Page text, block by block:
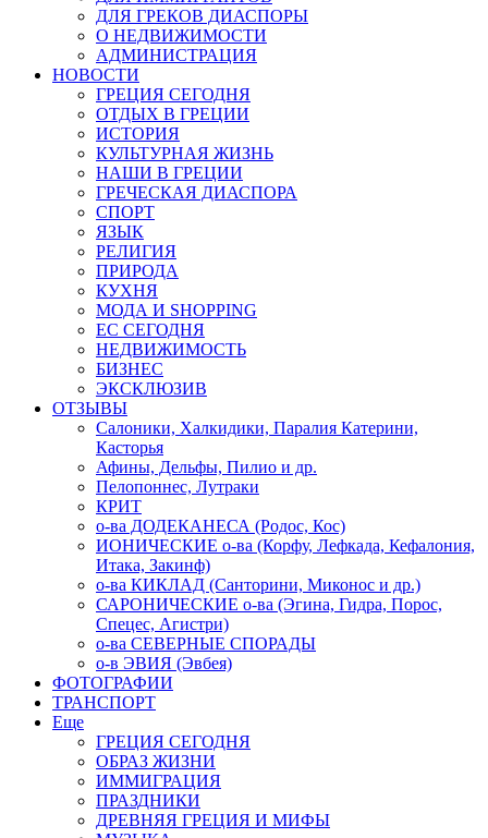
ДЛЯ ГРЕКОВ ДИАСПОРЫ
О НЕДВИЖИМОСТИ
АДМИНИСТРАЦИЯ
НОВОСТИ
ГРЕЦИЯ СЕГОДНЯ
ОТДЫХ В ГРЕЦИИ
ИСТОРИЯ
КУЛЬТУРНАЯ ЖИЗНЬ
НАШИ В ГРЕЦИИ
ГРЕЧЕСКАЯ ДИАСПОРА
СПОРТ
ЯЗЫК
РЕЛИГИЯ
ПРИРОДА
КУХНЯ
МОДА И SHOPPING
ЕС СЕГОДНЯ
НЕДВИЖИМОСТЬ
БИЗНЕС
ЭКСКЛЮЗИВ
ОТЗЫВЫ
Салоники, Халкидики, Паралия Катерини,
Касторья
Афины, Дельфы, Пилио и др.
Пелопоннес, Лутраки
КРИТ
о-ва ДОДЕКАНЕСА (Родос, Кос)
ИОНИЧЕСКИЕ о-ва (Корфу, Лефкада, Кефалония,
Итака, Закинф)
о-ва КИКЛАД (Санторини, Миконос и др.)
САРОНИЧЕСКИЕ о-ва (Эгина, Гидра, Порос,
Спецес, Агистри)
о-ва СЕВЕРНЫЕ СПОРАДЫ
о-в ЭВИЯ (Эвбея)
ФОТОГРАФИИ
ТРАНСПОРТ
Еще
ГРЕЦИЯ СЕГОДНЯ
ОБРАЗ ЖИЗНИ
ИММИГРАЦИЯ
ПРАЗДНИКИ
ДРЕВНЯЯ ГРЕЦИЯ И МИФЫ